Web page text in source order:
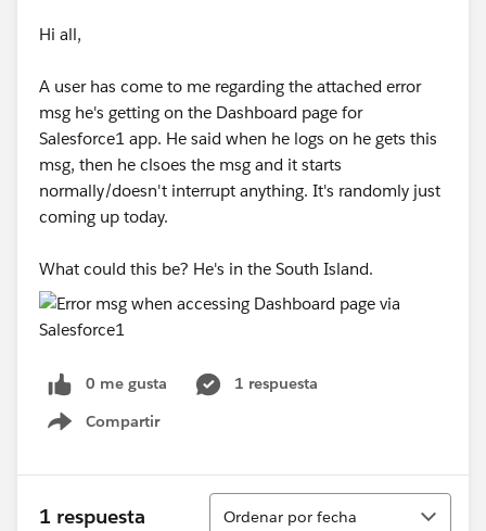
Hi all,
A user has come to me regarding the attached error
msg he's getting on the Dashboard page for
Salesforce1 app. He said when he logs on he gets this
msg, then he clsoes the msg and it starts
normally/doesn't interrupt anything. It's randomly just
coming up today.
What could this be? He's in the South Island.
0 me gusta
1 respuesta
Compartir
Show menu
1 respuesta
Ordenar
Ordenar por fecha